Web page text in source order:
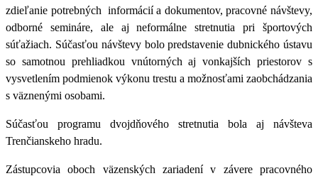
zdieľanie potrebných informácií a dokumentov, pracovné návštevy,
odborné semináre, ale aj neformálne stretnutia pri športových
súťažiach. Súčasťou návštevy bolo predstavenie dubnického ústavu
so samotnou prehliadkou vnútorných aj vonkajších priestorov s
vysvetlením podmienok výkonu trestu a možnosťami zaobchádzania
s väznenými osobami.
Súčasťou programu dvojdňového stretnutia bola aj návšteva
Trenčianskeho hradu.
Zástupcovia oboch väzenských zariadení v závere pracovného